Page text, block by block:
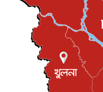
ইউকে কমিউনিটি
প্রধানমন্ত্রীকে
জাতীয়
জুলাই গণ-
জাতীয়
জনগণ পরিবর্তন